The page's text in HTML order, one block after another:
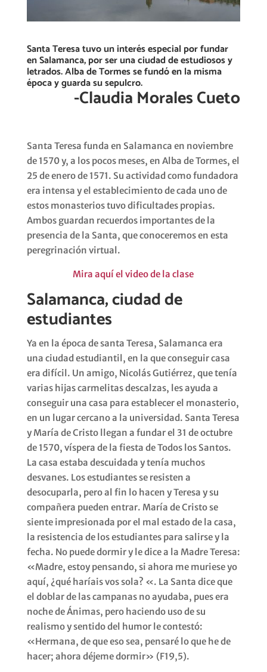
Santa Teresa tuvo un interés especial por fundar
en Salamanca, por ser una ciudad de estudiosos y
letrados. Alba de Tormes se fundó en la misma
época y guarda su sepulcro.
-Claudia Morales Cueto
Santa Teresa funda en Salamanca en noviembre
de 1570 y, a los pocos meses, en Alba de Tormes, el
25 de enero de 1571. Su actividad como fundadora
era intensa y el establecimiento de cada uno de
estos monasterios tuvo dificultades propias.
Ambos guardan recuerdos importantes de la
presencia de la Santa, que conoceremos en esta
peregrinación virtual.
Mira aquí el video de la clase
Salamanca, ciudad de
estudiantes
Ya en la época de santa Teresa, Salamanca era
una ciudad estudiantil, en la que conseguir casa
era difícil. Un amigo, Nicolás Gutiérrez, que tenía
varias hijas carmelitas descalzas, les ayuda a
conseguir una casa para establecer el monasterio,
en un lugar cercano a la universidad. Santa Teresa
y María de Cristo llegan a fundar el 31 de octubre
de 1570, víspera de la fiesta de Todos los Santos.
La casa estaba descuidada y tenía muchos
desvanes. Los estudiantes se resisten a
desocuparla, pero al fin lo hacen y Teresa y su
compañera pueden entrar. María de Cristo se
siente impresionada por el mal estado de la casa,
la resistencia de los estudiantes para salirse y la
fecha. No puede dormir y le dice a la Madre Teresa:
«Madre, estoy pensando, si ahora me muriese yo
aquí, ¿qué haríais vos sola? «. La Santa dice que
el doblar de las campanas no ayudaba, pues era
noche de Ánimas, pero haciendo uso de su
realismo y sentido del humor le contestó:
«Hermana, de que eso sea, pensaré lo que he de
hacer; ahora déjeme dormir» (F19,5).